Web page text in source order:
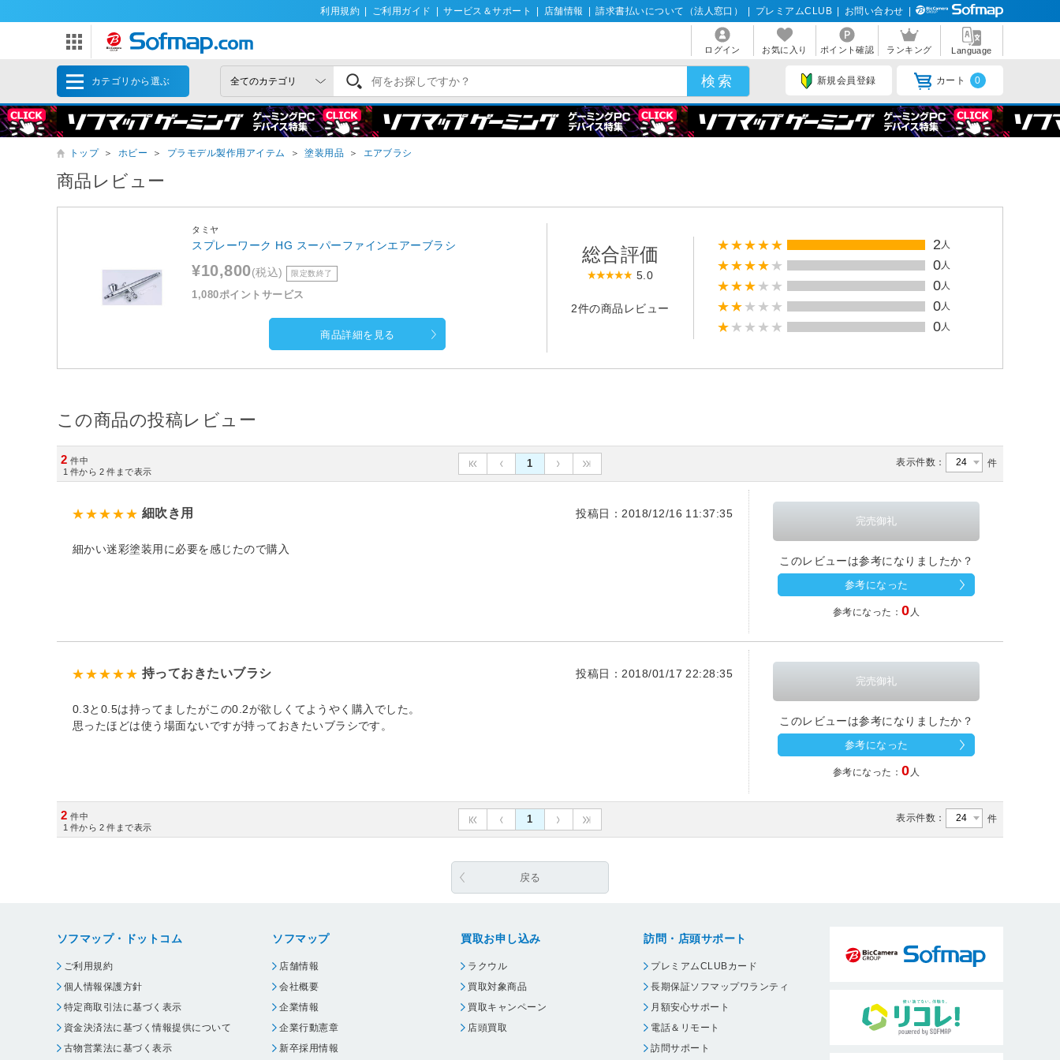
利用規約 ご利用ガイド サービス＆サポート 店舗情報 請求書払いについて（法人窓口） プレミアムCLUB お問い合わせ
ログイン お気に入り ポイント確認 ランキング Language
カテゴリから選ぶ 新規会員登録 カート 0
トップ ＞ ホビー ＞ プラモデル製作用アイテム ＞ 塗装用品 ＞ エアブラシ
商品レビュー
タミヤ
スプレーワーク HG スーパーファインエアーブラシ
¥10,800(税込) 限定数終了
1,080ポイントサービス
商品詳細を見る
総合評価
5.0
2件の商品レビュー
2 人
0 人
0 人
0 人
0 人
この商品の投稿レビュー
2 件中
1 件から 2 件まで表示
1 表示件数： 件
細吹き用 投稿日：2018/12/16 11:37:35
細かい迷彩塗装用に必要を感じたので購入
このレビューは参考になりましたか？
参考になった
参考になった：0 人
持っておきたいブラシ 投稿日：2018/01/17 22:28:35
0.3と0.5は持ってましたがこの0.2が欲しくてようやく購入でした。
思ったほどは使う場面ないですが持っておきたいブラシです。
このレビューは参考になりましたか？
参考になった
参考になった：0 人
2 件中
1 件から 2 件まで表示
1 表示件数： 件
戻る
ソフマップ・ドットコム
ご利用規約
個人情報保護方針
特定商取引法に基づく表示
資金決済法に基づく情報提供について
古物営業法に基づく表示
ソフマップ
店舗情報
会社概要
企業情報
企業行動憲章
新卒採用情報
買取お申し込み
ラクウル
買取対象商品
買取キャンペーン
店頭買取
訪問・店頭サポート
プレミアムCLUBカード
長期保証ソフマップワランティ
月額安心サポート
電話＆リモート
訪問サポート